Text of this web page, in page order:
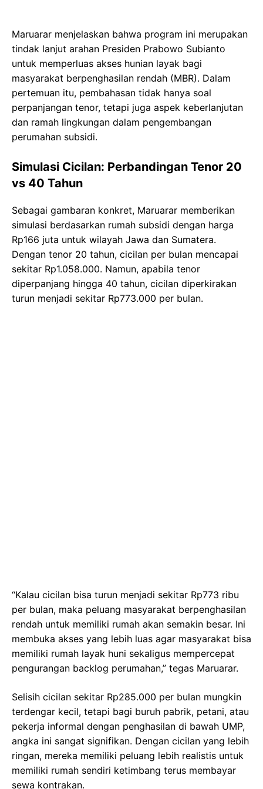
Maruarar menjelaskan bahwa program ini merupakan
tindak lanjut arahan Presiden Prabowo Subianto
untuk memperluas akses hunian layak bagi
masyarakat berpenghasilan rendah (MBR). Dalam
pertemuan itu, pembahasan tidak hanya soal
perpanjangan tenor, tetapi juga aspek keberlanjutan
dan ramah lingkungan dalam pengembangan
perumahan subsidi.
Simulasi Cicilan: Perbandingan Tenor 20
vs 40 Tahun
Sebagai gambaran konkret, Maruarar memberikan
simulasi berdasarkan rumah subsidi dengan harga
Rp166 juta untuk wilayah Jawa dan Sumatera.
Dengan tenor 20 tahun, cicilan per bulan mencapai
sekitar Rp1.058.000. Namun, apabila tenor
diperpanjang hingga 40 tahun, cicilan diperkirakan
turun menjadi sekitar Rp773.000 per bulan.
“Kalau cicilan bisa turun menjadi sekitar Rp773 ribu
per bulan, maka peluang masyarakat berpenghasilan
rendah untuk memiliki rumah akan semakin besar. Ini
membuka akses yang lebih luas agar masyarakat bisa
memiliki rumah layak huni sekaligus mempercepat
pengurangan backlog perumahan,” tegas Maruarar.
Selisih cicilan sekitar Rp285.000 per bulan mungkin
terdengar kecil, tetapi bagi buruh pabrik, petani, atau
pekerja informal dengan penghasilan di bawah UMP,
angka ini sangat signifikan. Dengan cicilan yang lebih
ringan, mereka memiliki peluang lebih realistis untuk
memiliki rumah sendiri ketimbang terus membayar
sewa kontrakan.